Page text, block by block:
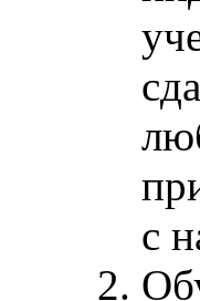
с